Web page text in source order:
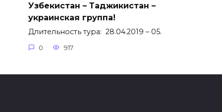
Узбекистан – Таджикистан –
украинская группа!
Длительность тура: 28.04.2019 – 05.
0 917